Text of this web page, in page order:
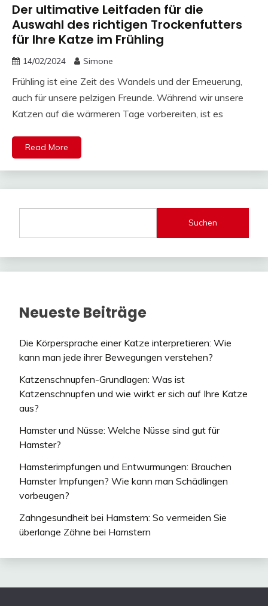
Der ultimative Leitfaden für die
Auswahl des richtigen Trockenfutters
für Ihre Katze im Frühling
14/02/2024 Simone
Frühling ist eine Zeit des Wandels und der Erneuerung,
auch für unsere pelzigen Freunde. Während wir unsere
Katzen auf die wärmeren Tage vorbereiten, ist es
Read More
Suchen
Neueste Beiträge
Die Körpersprache einer Katze interpretieren: Wie
kann man jede ihrer Bewegungen verstehen?
Katzenschnupfen-Grundlagen: Was ist
Katzenschnupfen und wie wirkt er sich auf Ihre Katze
aus?
Hamster und Nüsse: Welche Nüsse sind gut für
Hamster?
Hamsterimpfungen und Entwurmungen: Brauchen
Hamster Impfungen? Wie kann man Schädlingen
vorbeugen?
Zahngesundheit bei Hamstern: So vermeiden Sie
überlange Zähne bei Hamstern